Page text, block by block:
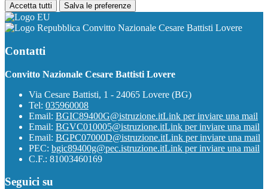
Accetta tutti Salva le preferenze
Convitto Nazionale Cesare Battisti Lovere
Contatti
Convitto Nazionale Cesare Battisti Lovere
Via Cesare Battisti, 1 - 24065 Lovere (BG)
Tel: 035960008
Email: BGIC89400G@istruzione.itLink per inviare una mail
Email: BGVC010005@istruzione.itLink per inviare una mail
Email: BGPC07000D@istruzione.itLink per inviare una mail
PEC: bgic89400g@pec.istruzione.itLink per inviare una mail
C.F.: 81003460169
Seguici su